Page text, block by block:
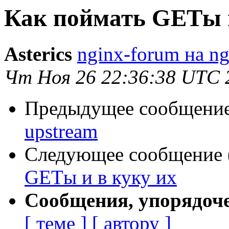
Как поймать GETы
Asterics nginx-forum на
Чт Ноя 26 22:36:38 UTC
Предыдущее
upstream
Следующее сообщение
GETы и в куку их
Сообщения,
[ теме ] [ автору ]